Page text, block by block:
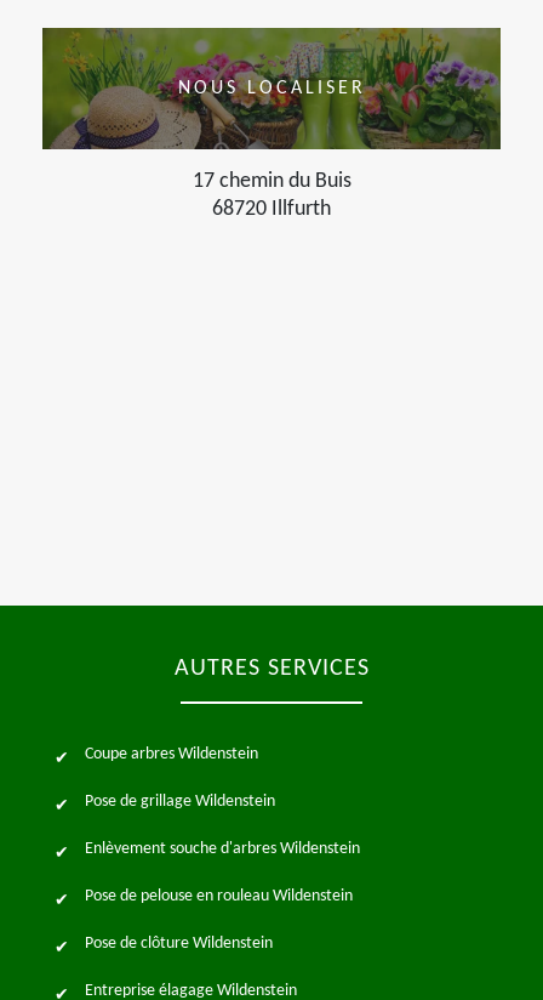
NOUS LOCALISER
17 chemin du Buis
68720 Illfurth
AUTRES SERVICES
Coupe arbres Wildenstein
Pose de grillage Wildenstein
Enlèvement souche d'arbres Wildenstein
Pose de pelouse en rouleau Wildenstein
Pose de clôture Wildenstein
Entreprise élagage Wildenstein